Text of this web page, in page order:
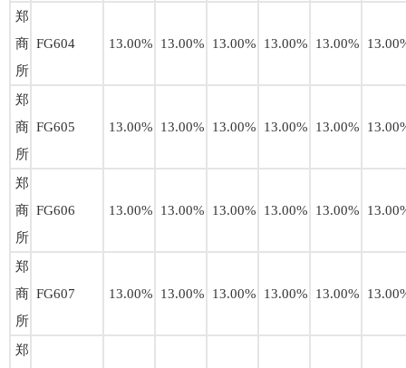
郑
商
所
FG604 13.00% 13.00% 13.00% 13.00% 13.00%
郑
商
所
FG605 13.00% 13.00% 13.00% 13.00% 13.00%
郑
商
所
FG606 13.00% 13.00% 13.00% 13.00% 13.00%
郑
商
所
FG607 13.00% 13.00% 13.00% 13.00% 13.00%
郑